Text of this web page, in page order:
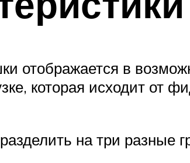
отображается в
которая исходит от
на три разные